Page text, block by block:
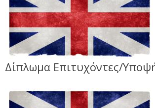
Δίπλωμα Επιτυχόντες/